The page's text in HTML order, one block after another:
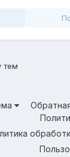
тем